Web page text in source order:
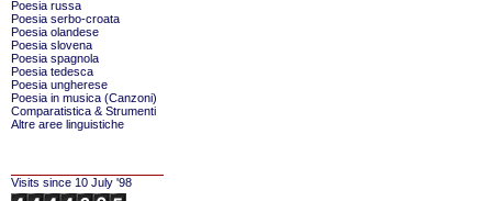
Poesia russa
Poesia serbo-croata
Poesia olandese
Poesia slovena
Poesia spagnola
Poesia tedesca
Poesia ungherese
Poesia in musica (Canzoni)
Comparatistica & Strumenti
Altre aree linguistiche
Visits since 10 July '98